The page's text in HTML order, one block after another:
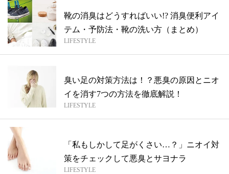
靴の消臭はどうすればいい!? 消臭便利アイ
テム・予防法・靴の洗い方（まとめ）
LIFESTYLE
臭い足の対策方法は！？悪臭の原因とニオ
イを消す7つの方法を徹底解説！
LIFESTYLE
「私もしかして足がくさい…？」ニオイ対
策をチェックして悪臭とサヨナラ
LIFESTYLE